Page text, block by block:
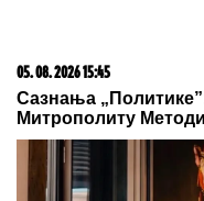
05. 08. 2026 15:45
Сазнања
Митрополиту